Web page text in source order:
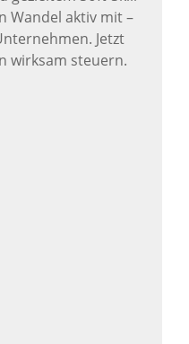
Wandel aktiv mit –
Jetzt
wirksam steuern.